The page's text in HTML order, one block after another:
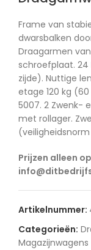
Frame van
dwarsbalken
Draagarmen
schroefplaat. 24
zijde). Nuttige
etage 120 kg
5007. 2 Zwenk-
met rollager.
Prijzen alleen
Artikelnummer:
Categorieën:
Magazijnwagens